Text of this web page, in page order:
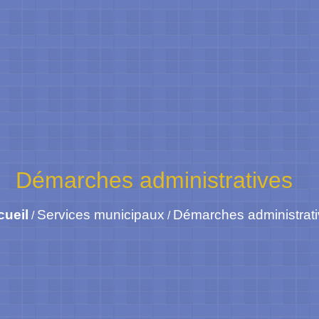
Démarches administratives
/ Services municipaux / Démarches